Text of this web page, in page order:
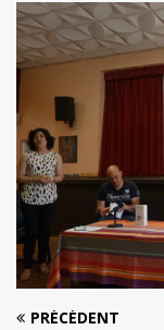
PRÉCÉDENT